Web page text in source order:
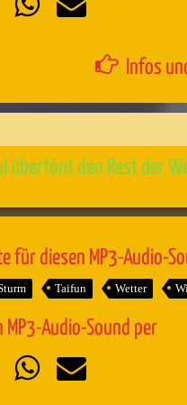
Infos
übertönt den Rest der
für diesen MP3-Audio-
Taifun Wetter
MP3-Audio-Sound per